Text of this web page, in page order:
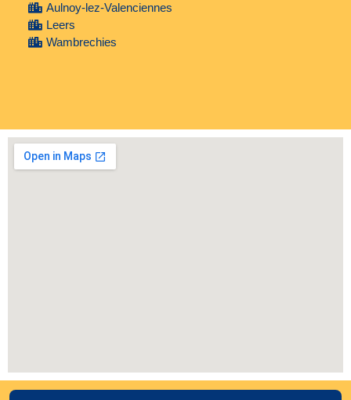
Aulnoy-lez-Valenciennes
Leers
Wambrechies